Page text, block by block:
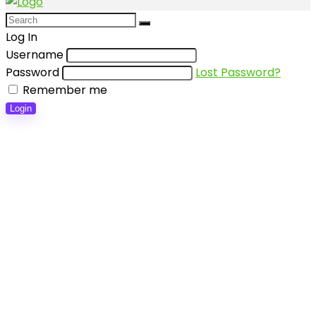
Log In
Username
Password
Lost Password?
Remember me
Login